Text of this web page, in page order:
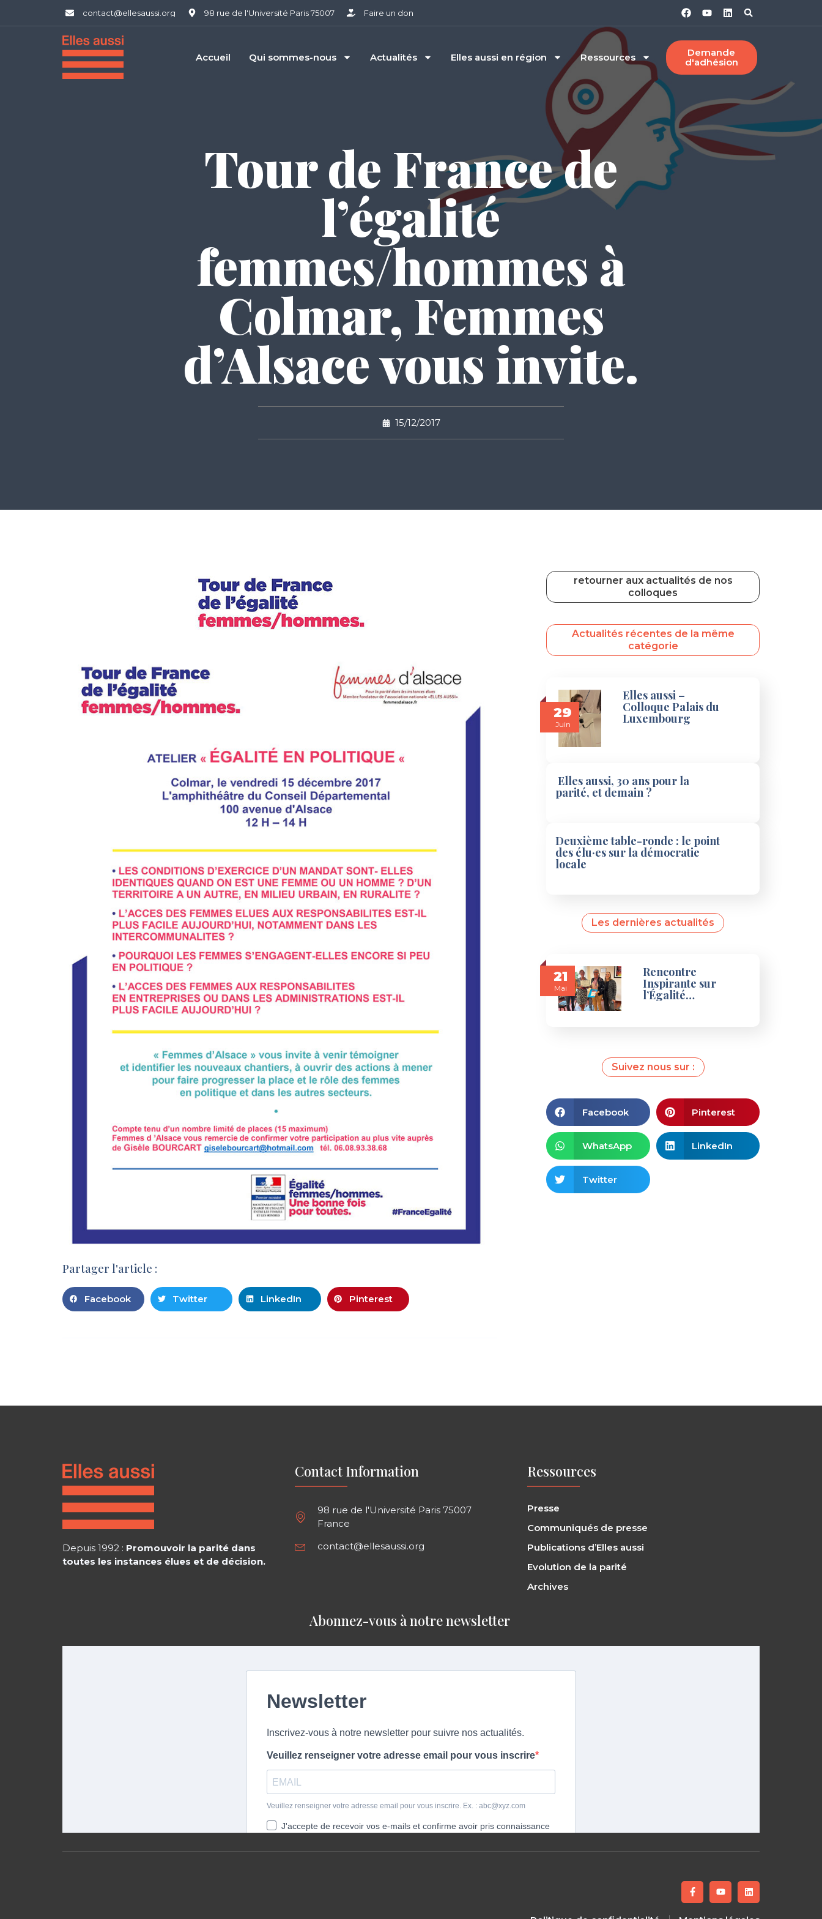
contact@ellesaussi.org 98 rue de l'Université Paris 75007 Faire un don
Accueil Qui sommes-nous Actualités Elles aussi en région Ressources
Demande
d'adhésion
Tour de France de
l’égalité
femmes/hommes à
Colmar, Femmes
d’Alsace vous invite.
15/12/2017
Partager l'article :
Facebook Twitter LinkedIn Pinterest
retourner aux actualités de nos
colloques
Actualités récentes de la même
catégorie
29
Juin
Elles aussi –
Colloque Palais du
Luxembourg
Elles aussi, 30 ans pour la
parité, et demain ?
Deuxième table-ronde : le point
des élu·es sur la démocratie
locale
Les dernières actualités
21
Mai
Rencontre
Inspirante sur
l’Égalité…
Suivez nous sur :
Facebook Pinterest
WhatsApp LinkedIn
Twitter
Depuis 1992 : Promouvoir la parité dans
toutes les instances élues et de décision.
Contact Information
98 rue de l'Université Paris 75007
France
contact@ellesaussi.org
Ressources
Presse
Communiqués de presse
Publications d’Elles aussi
Evolution de la parité
Archives
Abonnez-vous à notre newsletter ​